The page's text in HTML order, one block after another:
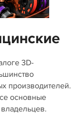
3D-
производителей.
основные